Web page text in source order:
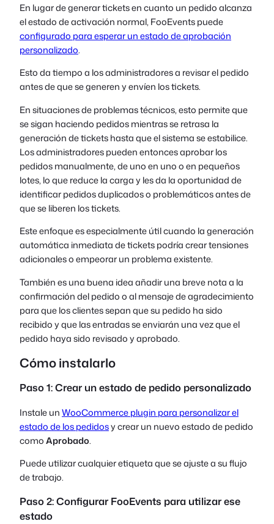
En lugar de generar tickets en cuanto un pedido alcanza
el estado de activación normal, FooEvents puede
configurado para esperar un estado de aprobación
personalizado.
Esto da tiempo a los administradores a revisar el pedido
antes de que se generen y envíen los tickets.
En situaciones de problemas técnicos, esto permite que
se sigan haciendo pedidos mientras se retrasa la
generación de tickets hasta que el sistema se estabilice.
Los administradores pueden entonces aprobar los
pedidos manualmente, de uno en uno o en pequeños
lotes, lo que reduce la carga y les da la oportunidad de
identificar pedidos duplicados o problemáticos antes de
que se liberen los tickets.
Este enfoque es especialmente útil cuando la generación
automática inmediata de tickets podría crear tensiones
adicionales o empeorar un problema existente.
También es una buena idea añadir una breve nota a la
confirmación del pedido o al mensaje de agradecimiento
para que los clientes sepan que su pedido ha sido
recibido y que las entradas se enviarán una vez que el
pedido haya sido revisado y aprobado.
Cómo instalarlo
Paso 1: Crear un estado de pedido personalizado
Instale unWooCommerce plugin para personalizar el
estado de los pedidosy crear un nuevo estado de pedido
comoAprobado.
Puede utilizar cualquier etiqueta que se ajuste a su flujo
de trabajo.
Paso 2: Configurar FooEvents para utilizar ese
estado